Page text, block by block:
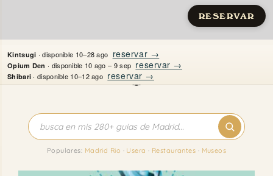
RESERVAR
Kintsugi · disponible 10–28 ago reservar →
Opium Den · disponible 10 ago – 9 sep reservar →
Shibari · disponible 10–12 ago reservar →
al
contenido
Apartamentos
Quién es Justine
Populares: Madrid Rio · Usera · Restaurantes · Museos